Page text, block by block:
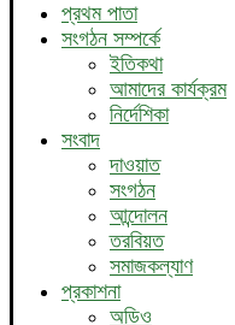
প্রথম পাতা
সংগঠন সম্পর্কে
ইতিকথা
আমাদের কার্যক্রম
নির্দেশিকা
সংবাদ
দাওয়াত
সংগঠন
আন্দোলন
তরবিয়ত
সমাজকল্যাণ
প্রকাশনা
অডিও